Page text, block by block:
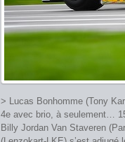
> Lucas Bonhomme (Tony
4e avec brio, à seulement…
Billy Jordan Van Staveren